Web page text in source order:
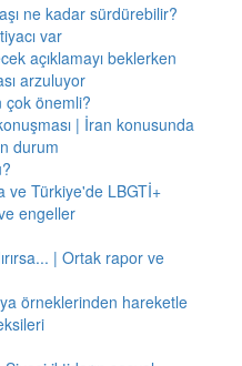
ne kadar sürdürebilir?
var
açıklamayı beklerken
arzuluyor
çok önemli?
| İran konusunda
durum
ve Türkiye'de LBGTİ+
engeller
| Ortak rapor ve
örneklerinden hareketle